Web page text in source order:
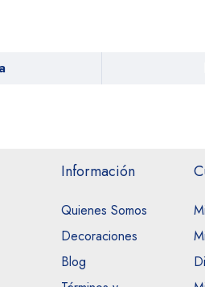
Información
Quienes Somos
Decoraciones
Blog